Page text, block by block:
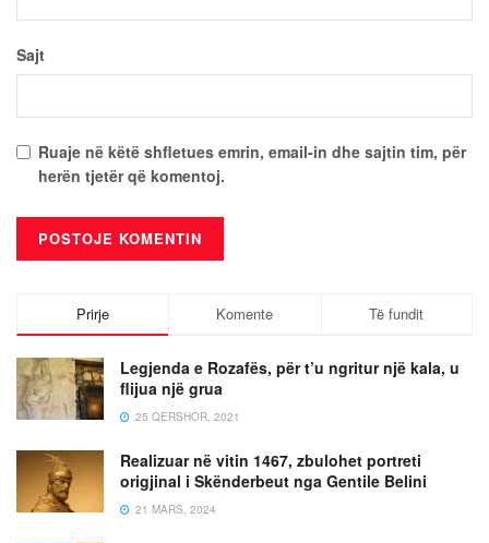
Sajt
Ruaje në këtë shfletues emrin, email-in dhe sajtin tim, për
herën tjetër që komentoj.
Prirje Komente Të fundit
Legjenda e Rozafës, për t’u ngritur një kala, u
flijua një grua
25 QERSHOR, 2021
Realizuar në vitin 1467, zbulohet portreti
origjinal i Skënderbeut nga Gentile Belini
21 MARS, 2024